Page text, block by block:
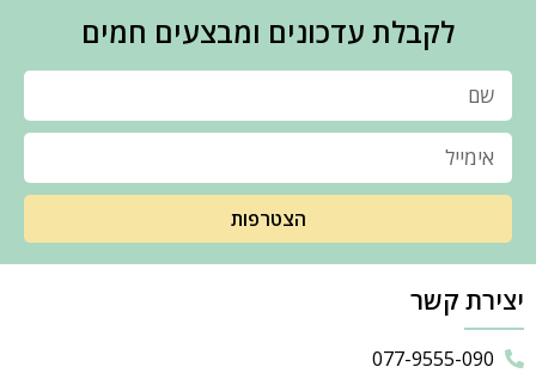
לקבלת עדכונים ומבצעים חמים
הצטרפות
יצירת קשר
077-9555-090